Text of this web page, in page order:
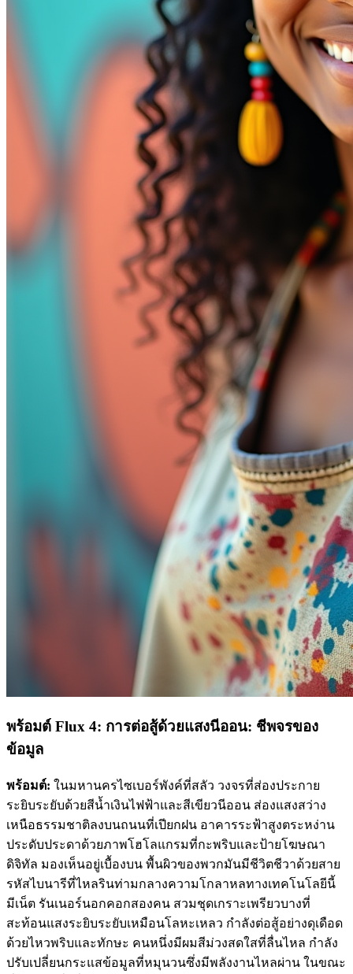
พร้อมต์ Flux 4: การต่อสู้ด้วยแสงนีออน: ชีพจรของ
ข้อมูล
พร้อมต์: ในมหานครไซเบอร์พังค์ที่สลัว วงจรที่ส่องประกาย
ระยิบระยับด้วยสีน้ำเงินไฟฟ้าและสีเขียวนีออน ส่องแสงสว่าง
เหนือธรรมชาติลงบนถนนที่เปียกฝน อาคารระฟ้าสูงตระหง่าน
ประดับประดาด้วยภาพโฮโลแกรมที่กะพริบและป้ายโฆษณา
ดิจิทัล มองเห็นอยู่เบื้องบน พื้นผิวของพวกมันมีชีวิตชีวาด้วยสาย
รหัสไบนารีที่ไหลรินท่ามกลางความโกลาหลทางเทคโนโลยีนี้
มีเน็ต รันเนอร์นอกคอกสองคน สวมชุดเกราะเพรียวบางที่
สะท้อนแสงระยิบระยับเหมือนโลหะเหลว กำลังต่อสู้อย่างดุเดือด
ด้วยไหวพริบและทักษะ คนหนึ่งมีผมสีม่วงสดใสที่ลื่นไหล กำลัง
ปรับเปลี่ยนกระแสข้อมูลที่หมุนวนซึ่งมีพลังงานไหลผ่าน ในขณะ